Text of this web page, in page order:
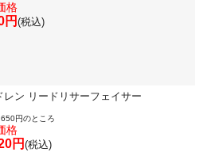
格
円 (税込)
レン リードリサーフェイサー
円のところ
格
円 (税込)